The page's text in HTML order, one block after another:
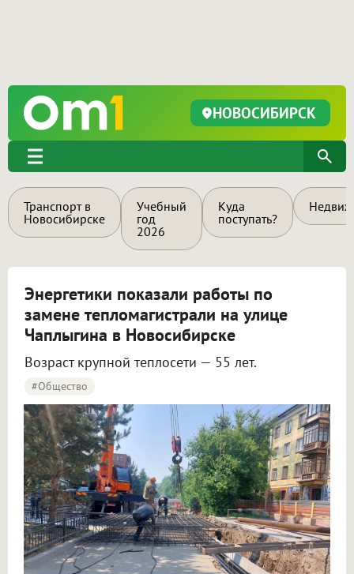
НОВОСИБИРСК
Транспорт в
Новосибирске
Учебный
год
2026
Куда
поступать?
Энергетики показали работы по
замене тепломагистрали на улице
Чаплыгина в Новосибирске
Возраст крупной теплосети — 55 лет.
#Общество